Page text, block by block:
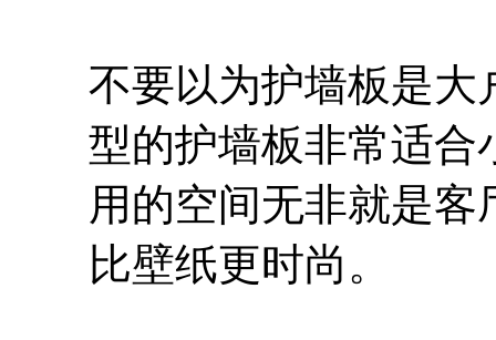
不要以为护墙板是大
型的护墙板非常适合
用的空间无非就是
比壁纸更时尚。